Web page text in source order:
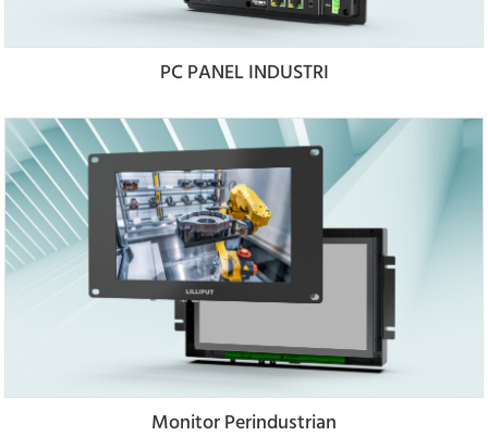
PC PANEL INDUSTRI
Monitor Perindustrian